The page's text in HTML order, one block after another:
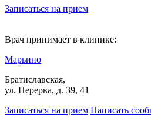
Записаться на прием
Врач принимает в клинике:
Марьино
Братиславская,
ул. Перерва, д. 39, 41
Записаться на прием Написать